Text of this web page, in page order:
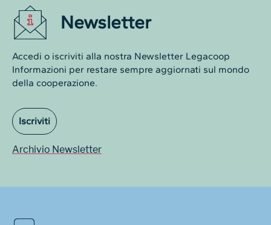
Newsletter
Accedi o iscriviti alla nostra Newsletter Legacoop
Informazioni per restare sempre aggiornati sul mondo
della cooperazione.
Iscriviti
Archivio Newsletter